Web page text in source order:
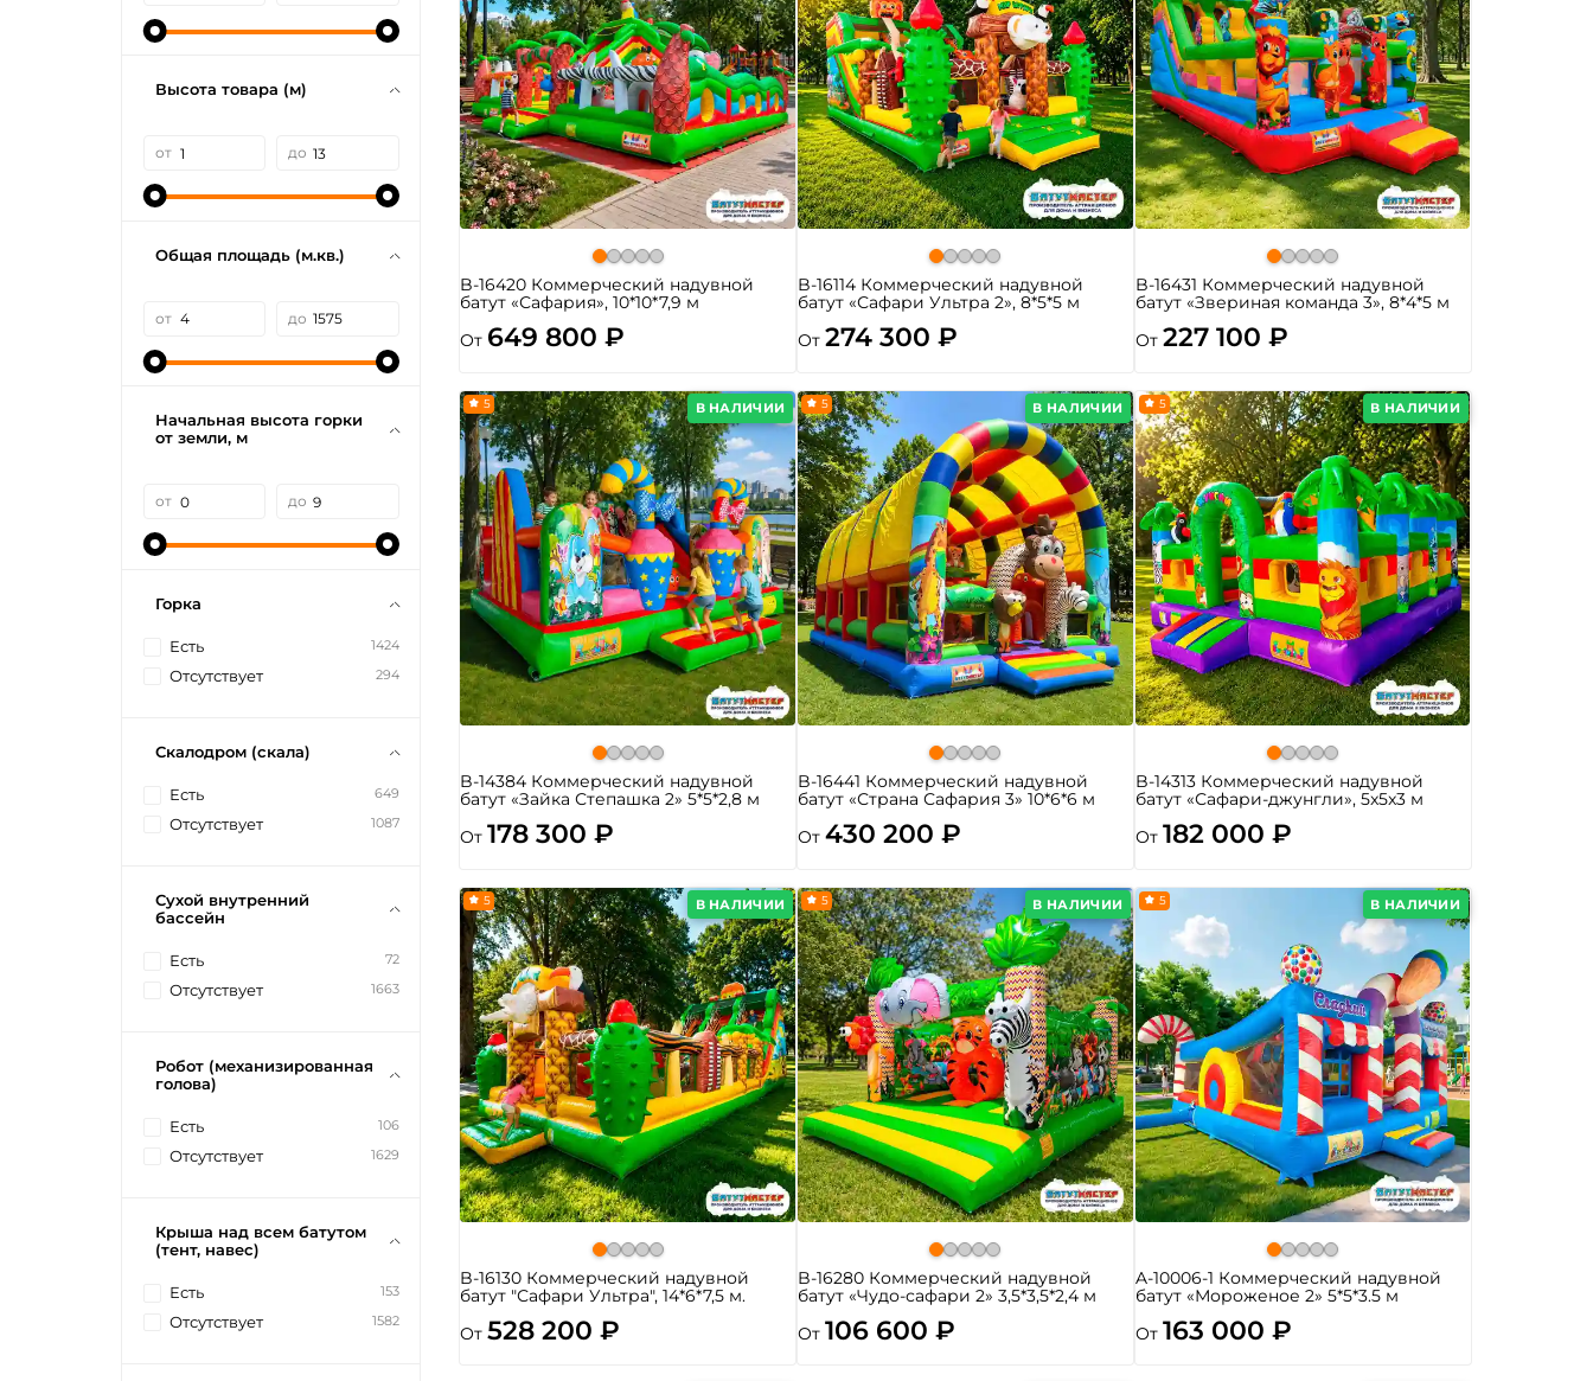
B-16420 Коммерческий надувной
батут «Сафария», 10*10*7,9 м
От 649 800 ₽
B-16114 Коммерческий надувной
батут «Сафари Ультра 2», 8*5*5 м
От 274 300 ₽
B-16431 Коммерческий надувной
батут «Звериная команда 3», 8*4*5 м
От 227 100 ₽
В НАЛИЧИИ
5
B-14384 Коммерческий надувной
батут «Зайка Степашка 2» 5*5*2,8 м
От 178 300 ₽
В НАЛИЧИИ
5
B-16441 Коммерческий надувной
батут «Страна Сафария 3» 10*6*6 м
От 430 200 ₽
В НАЛИЧИИ
5
B-14313 Коммерческий надувной
батут «Сафари-джунгли», 5x5x3 м
От 182 000 ₽
В НАЛИЧИИ
5
B-16130 Коммерческий надувной
батут "Сафари Ультра", 14*6*7,5 м.
От 528 200 ₽
В НАЛИЧИИ
5
B-16280 Коммерческий надувной
батут «Чудо-сафари 2» 3,5*3,5*2,4 м
От 106 600 ₽
В НАЛИЧИИ
5
A-10006-1 Коммерческий надувной
батут «Мороженое 2» 5*5*3.5 м
От 163 000 ₽
Высота товара (м)
от до
Общая площадь (м.кв.)
от до
Начальная высота горки
от земли, м
от до
Горка
Есть 1424
Отсутствует 294
Скалодром (скала)
Есть 649
Отсутствует 1087
Сухой внутренний
бассейн
Есть 72
Отсутствует 1663
Робот (механизированная
голова)
Есть 106
Отсутствует 1629
Крыша над всем батутом
(тент, навес)
Есть 153
Отсутствует 1582